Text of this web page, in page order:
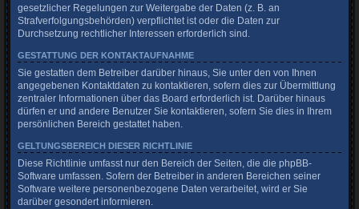
gesetzlicher Regelungen zur Weitergabe der Daten (z. B. an
Strafverfolgungsbehörden) verpflichtet ist oder die Daten zur
Durchsetzung rechtlicher Interessen erforderlich sind.
GESTATTUNG DER KONTAKTAUFNAHME
Sie gestatten dem Betreiber darüber hinaus, Sie unter den von Ihnen
angegebenen Kontaktdaten zu kontaktieren, sofern dies zur Übermittlung
zentraler Informationen über das Board erforderlich ist. Darüber hinaus
dürfen er und andere Benutzer Sie kontaktieren, sofern Sie dies in Ihrem
persönlichen Bereich gestattet haben.
GELTUNGSBEREICH DIESER RICHTLINIE
Diese Richtlinie umfasst nur den Bereich der Seiten, die die phpBB-
Software umfassen. Sofern der Betreiber in anderen Bereichen seiner
Software weitere personenbezogene Daten verarbeitet, wird er Sie
darüber gesondert informieren.